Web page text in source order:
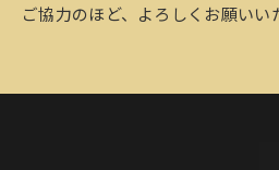
ご協力のほど、よろしくお願いい